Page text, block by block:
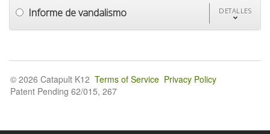
Informe de vandalismo DETALLES
© 2026 Catapult K12 Terms of Service Privacy Policy
Patent Pending 62/015, 267